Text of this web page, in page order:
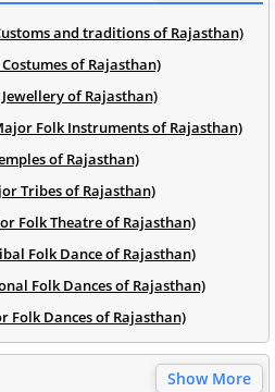
(Customs and traditions of Rajasthan)
Costumes of Rajasthan)
of Rajasthan)
(Major Folk Instruments of Rajasthan)
of Rajasthan)
Tribes of Rajasthan)
Folk Theatre of Rajasthan)
Folk Dance of Rajasthan)
Folk Dances of Rajasthan)
Folk Dances of Rajasthan)
Show More